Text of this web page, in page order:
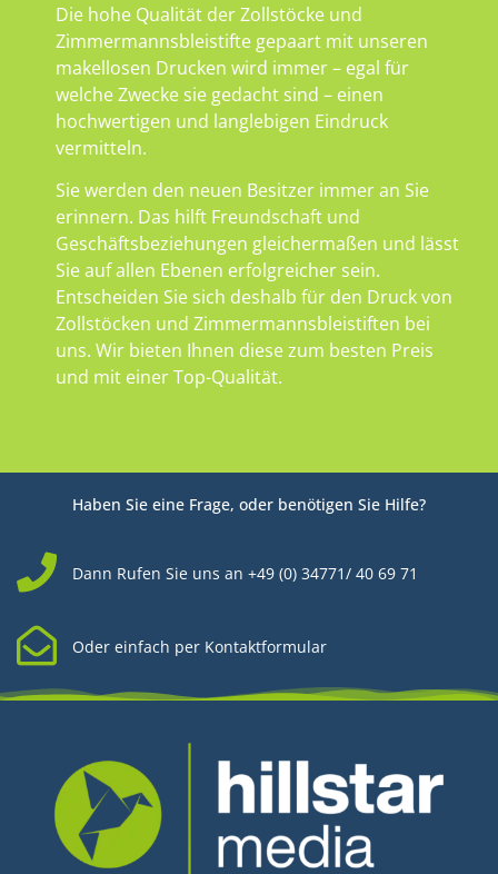
Die hohe Qualität der Zollstöcke und
Zimmermannsbleistifte gepaart mit unseren
makellosen Drucken wird immer – egal für
welche Zwecke sie gedacht sind – einen
hochwertigen und langlebigen Eindruck
vermitteln.
Sie werden den neuen Besitzer immer an Sie
erinnern. Das hilft Freundschaft und
Geschäftsbeziehungen gleichermaßen und lässt
Sie auf allen Ebenen erfolgreicher sein.
Entscheiden Sie sich deshalb für den Druck von
Zollstöcken und Zimmermannsbleistiften bei
uns. Wir bieten Ihnen diese zum besten Preis
und mit einer Top-Qualität.
Haben Sie eine Frage, oder benötigen Sie Hilfe?
Dann Rufen Sie uns an +49 (0) 34771/ 40 69 71
Oder einfach per Kontaktformular